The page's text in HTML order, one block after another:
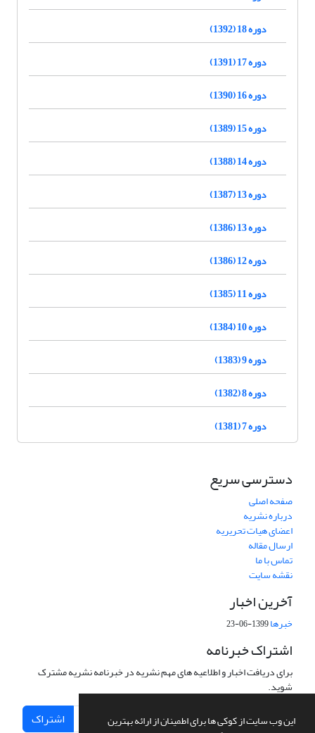
این وب سایت از کوکی ها برای اطمینان از ارائه بهترین
دوره 18 (1392)
دوره 17 (1391)
دوره 16 (1390)
دوره 15 (1389)
دوره 14 (1388)
دوره 13 (1387)
دوره 13 (1386)
دوره 12 (1386)
دوره 11 (1385)
دوره 10 (1384)
دوره 9 (1383)
دوره 8 (1382)
دوره 7 (1381)
دسترسی سریع
صفحه اصلی
درباره نشریه
اعضای هیات تحریریه
ارسال مقاله
تماس با ما
نقشه سایت
آخرین اخبار
خبرها1399-06-23
اشتراک خبرنامه
برای دریافت اخبار و اطلاعیه های مهم نشریه در خبرنامه نشریه مشترک
شوید.
اشتراک